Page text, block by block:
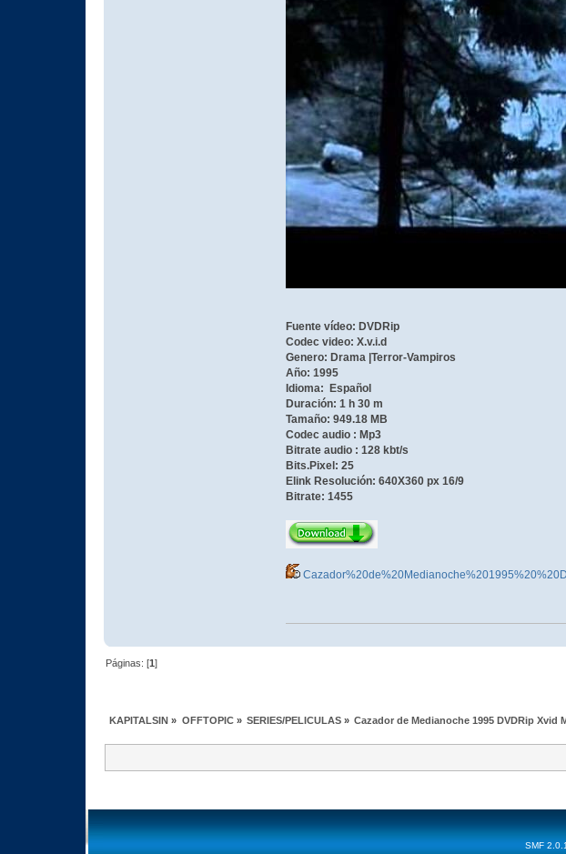
Fuente vídeo: DVDRip
Codec video: X.v.i.d
Genero: Drama |Terror-Vampiros
Año: 1995
Idioma: Español
Duración: 1 h 30 m
Tamaño: 949.18 MB
Codec audio : Mp3
Bitrate audio : 128 kbt/s
Bits.Pixel: 25
Elink Resolución: 640X360 px 16/9
Bitrate: 1455
Páginas: [1]
KAPITALSIN » OFFTOPIC» SERIES/PELICULAS » Cazador de Medianoche 1995 DVDRip Xvid
SMF